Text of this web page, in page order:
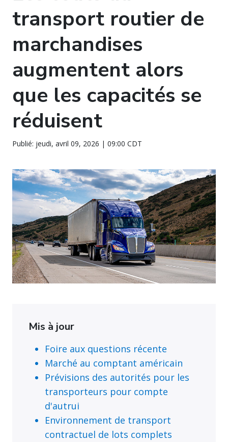
transport routier de
marchandises
augmentent alors
que les capacités se
réduisent
Publié: jeudi, avril 09, 2026 | 09:00 CDT
Mis à jour
Foire aux questions récente
Marché au comptant américain
Prévisions des autorités pour les
transporteurs pour compte
d'autrui
Environnement de transport
contractuel de lots complets